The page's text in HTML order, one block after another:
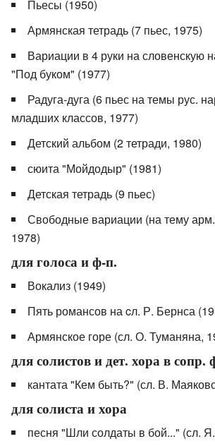
Пьесы (1950)
Армянская тетрадь (7 пьес, 1975)
Вариации в 4 руки на словенскую
"Под буком" (1977)
Радуга-дуга (6 пьес на темы рус.
младших классов, 1977)
Детский альбом (2 тетради, 1980)
сюита "Мойдодыр" (1981)
Детская тетрадь (9 пьес)
Свободные вариации (на тему
1978)
для голоса и ф-п.
Вокализ (1949)
Пять романсов на cл. Р. Бернса
Армянское горе (сл. О. Туманяна,
для солистов и дет. хора в сопр.
кантата "Кем быть?" (сл. В.
для солиста и хора
песня "Шли солдаты в бой..." (сл.